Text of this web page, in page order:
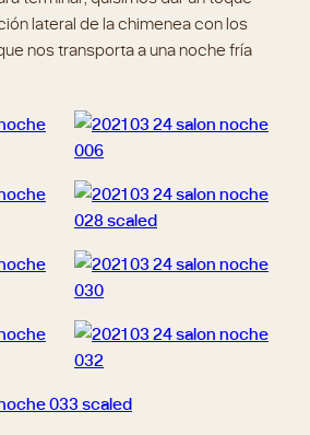
la sensación de que todo fluyó
y en su momento exacto. Estoy